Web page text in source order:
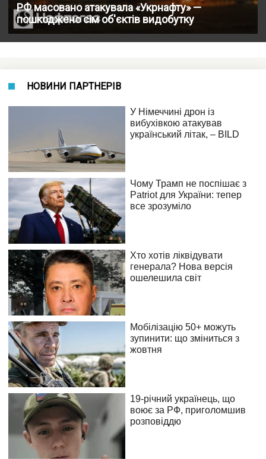
РФ масовано атакувала «Укрнафту» —
пошкоджено сім об'єктів видобутку
НОВИНИ ПАРТНЕРІВ